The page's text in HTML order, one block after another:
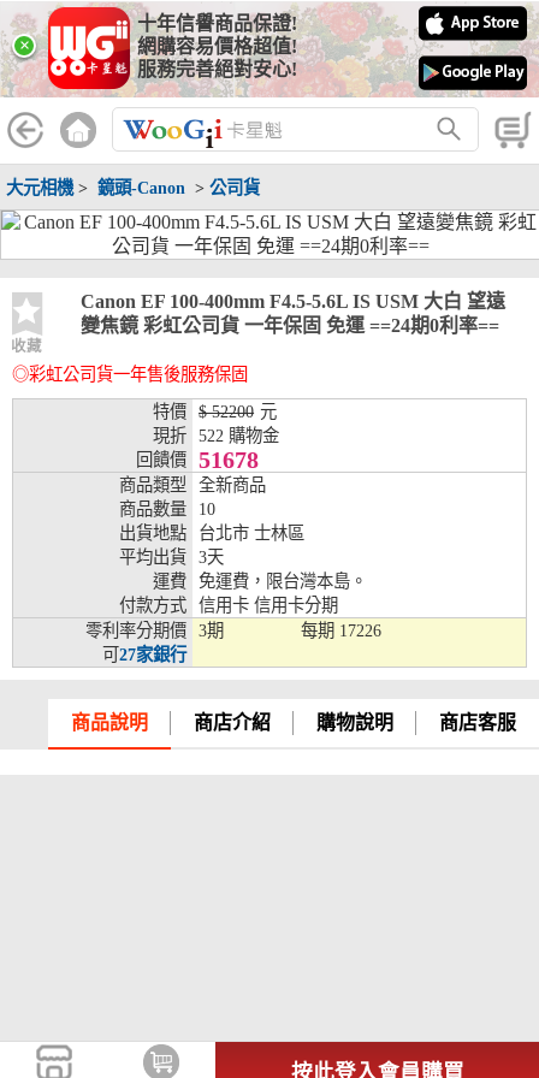
×
十年信譽商品保證!
網購容易價格超值!
服務完善絕對安心!
大元相機 > 鏡頭-Canon > 公司貨
收藏
Canon EF 100-400mm F4.5-5.6L IS USM 大白 望遠
變焦鏡 彩虹公司貨 一年保固 免運 ==24期0利率==
◎彩虹公司貨一年售後服務保固
特價
$ 52200 元
現折
522 購物金
回饋價
51678
商品類型
全新商品
商品數量
10
出貨地點
台北市 士林區
平均出貨
3天
運費
免運費，限台灣本島。
付款方式
信用卡 信用卡分期
零利率分期價
可27家銀行
3期 每期 17226
商品說明 商店介紹 購物說明 商店客服
按此登入會員購買
線上分期銀行
WooGii 與 綠界 合作，『信用卡分期付款』 與 『信用卡零利率
分期付款』 的配合銀行如下：
分期期數 提供分期之銀行
兆豐銀行、合作金庫、第一銀行、華南銀行、
彰化銀行、上海銀行、富邦銀行、國泰世華、
台灣企銀、台中銀行、匯豐銀行、華泰銀行、
銀、元大銀行、永豐銀行、玉山銀行、凱基銀
行、星展銀行、台新銀行、安泰銀行、中國信
兆豐銀行、合作金庫、第一銀行、華南銀行、
彰化銀行、上海銀行、富邦銀行、國泰世華、
台灣企銀、台中銀行、匯豐銀行、華泰銀行、
臺灣新光銀行、陽信銀行、聯邦銀行、遠東商
銀、元大銀行、永豐銀行、玉山銀行、凱基銀
行、星展銀行、台新銀行、安泰銀行、中國信
託、台灣樂天、三信商銀
兆豐銀行、合作金庫、第一銀行、華南銀行、
彰化銀行、上海銀行、富邦銀行、國泰世華、
台灣企銀、台中銀行、匯豐銀行、華泰銀行、
臺灣新光銀行、陽信銀行、聯邦銀行、遠東商
銀、元大銀行、永豐銀行、玉山銀行、凱基銀
託、台灣樂天、三信商銀
兆豐銀行、合作金庫、第一銀行、華南銀行、